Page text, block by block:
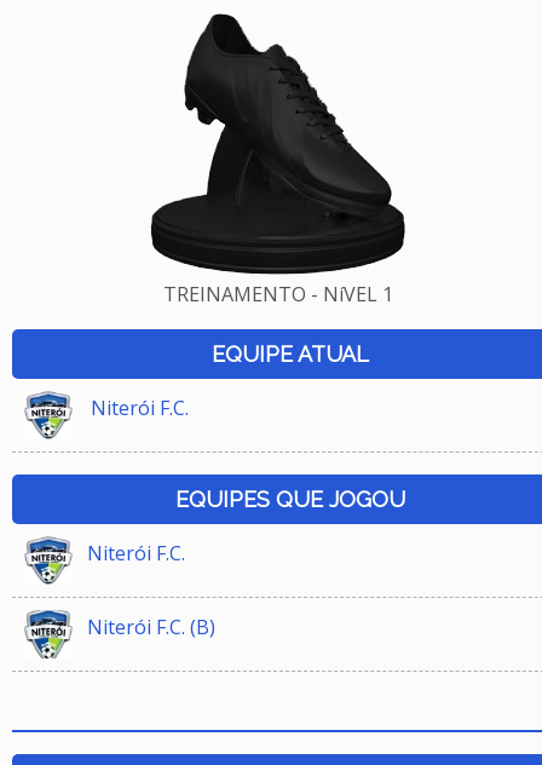
TREINAMENTO - NíVEL 1
EQUIPE ATUAL
Niterói F.C.
EQUIPES QUE JOGOU
Niterói F.C.
Niterói F.C. (B)